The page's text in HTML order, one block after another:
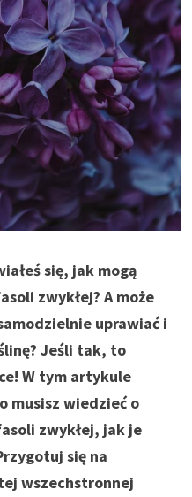
się, jak mogą
zwykłej? A może
uprawiać i
Jeśli tak, to
W tym artykule
musisz wiedzieć o
zwykłej, jak je
się na
wszechstronnej